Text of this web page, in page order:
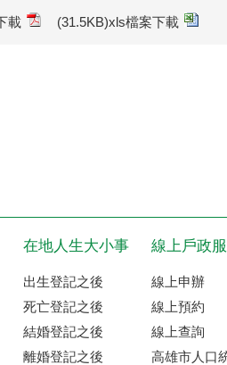
載 (31.5KB)xls檔案下載
在地人生大小事
出生登記之後
死亡登記之後
結婚登記之後
離婚登記之後
線上戶政
線上申辦
線上預約
線上查詢
高雄市人口